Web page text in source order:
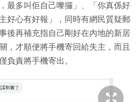
最多叫佢自己嚟攞」、「你真係好
好心有好報」，同時有網民質疑郵
後再補充指自己剛好在內地的新居
，才順便將手機寄回給失主，而且
負責將手機寄出。